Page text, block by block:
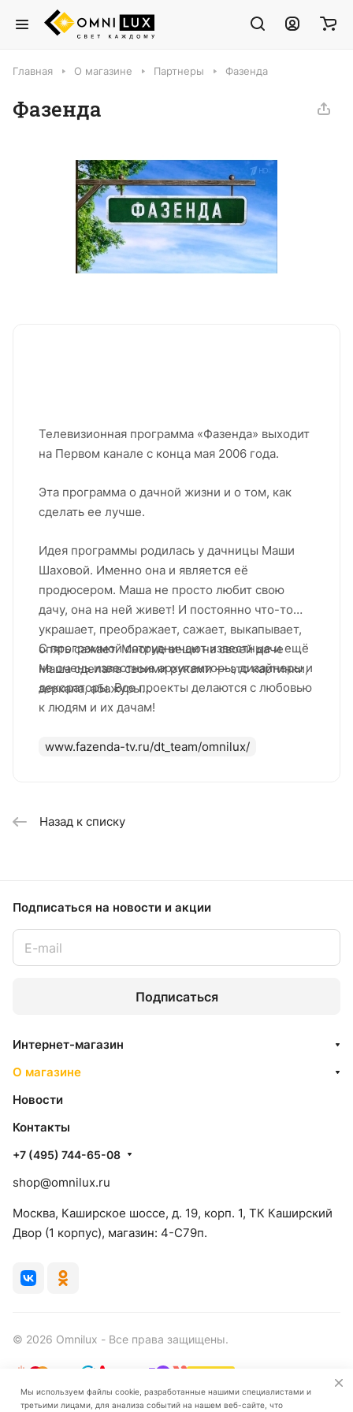
Главная О магазине Партнеры Фазенда
Фазенда
Телевизионная программа «Фазенда» выходит
на Первом канале с конца мая 2006 года.
Эта программа о дачной жизни и о том, как
сделать ее лучше.
Идея программы родилась у дачницы Маши
Шаховой. Именно она и является её
продюсером. Маша не просто любит свою
дачу, она на ней живет! И постоянно что-то
украшает, преображает, сажает, выкапывает,
опять сажает. Многие вещи на своей даче
Маша сделала своими руками — это картинки,
зеркала, абажуры…
С программой сотрудничают известные и ещё
не очень известные архитекторы, дизайнеры и
декораторы. Все проекты делаются с любовью
к людям и их дачам!
www.fazenda-tv.ru/dt_team/omnilux/
Назад к списку
Подписаться на новости и акции
Подписаться
Интернет-магазин
О магазине
Новости
Контакты
+7 (495) 744-65-08
shop@omnilux.ru
Москва, Каширское шоссе, д. 19, корп. 1, ТК Каширский
Двор (1 корпус), магазин: 4-C79п.
© 2026 Omnilux - Все права защищены.
Мы используем файлы cookie, разработанные нашими специалистами и
третьими лицами, для анализа событий на нашем веб-сайте, что